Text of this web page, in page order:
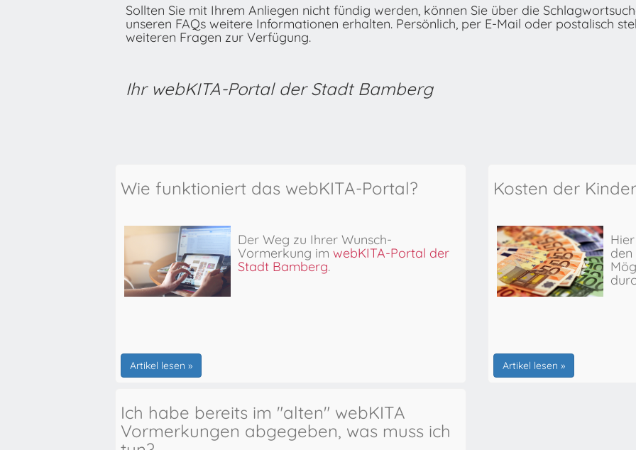
Sollten Sie mit Ihrem Anliegen nicht fündig werden, können Sie über die
unseren FAQs weitere Informationen erhalten. Persönlich, per E-Mail oder postalisch
weiteren Fragen zur Verfügung.
Ihr webKITA-Portal der Stadt Bamberg
Wie funktioniert das webKITA-Portal?
Der Weg zu Ihrer Wunsch-
Vormerkung im webKITA-Portal der
Stadt Bamberg.
Artikel lesen »
Kosten der
Artikel lesen »
Ich habe bereits im "alten" webKITA
Vormerkungen abgegeben, was muss ich